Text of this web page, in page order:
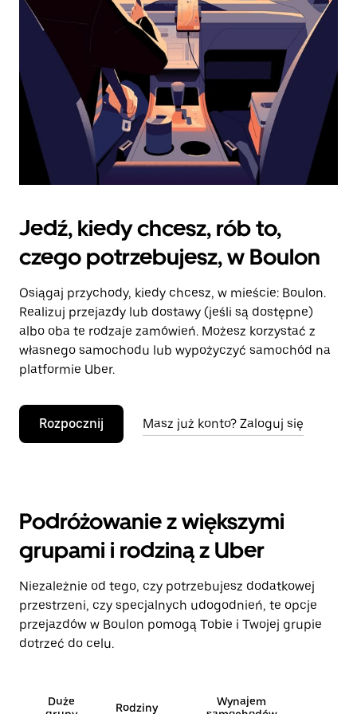
kalendarz.
Jedź, kiedy chcesz, rób to,
czego potrzebujesz, w Boulon
Osiągaj przychody, kiedy chcesz, w mieście: Boulon.
Realizuj przejazdy lub dostawy (jeśli są dostępne)
albo oba te rodzaje zamówień. Możesz korzystać z
własnego samochodu lub wypożyczyć samochód na
platformie Uber.
Rozpocznij Masz już konto? Zaloguj się
Podróżowanie z większymi
grupami i rodziną z Uber
Niezależnie od tego, czy potrzebujesz dodatkowej
przestrzeni, czy specjalnych udogodnień, te opcje
przejazdów w Boulon pomogą Tobie i Twojej grupie
dotrzeć do celu.
Duże
Rodziny
Wynajem